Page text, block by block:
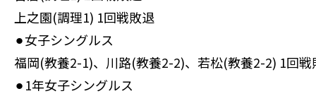
上之園(調理1) 1回戦敗退
⚫︎女子シングルス
福岡(教養2-1)、川路(教養2-2)、若松(教養2-2) 1回戦
⚫︎1年女子シングルス